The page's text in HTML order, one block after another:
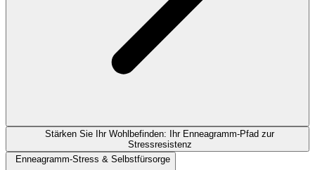
Stärken Sie Ihr Wohlbefinden: Ihr Enneagramm-Pfad zur
Stressresistenz
Enneagramm-Stress & Selbstfürsorge